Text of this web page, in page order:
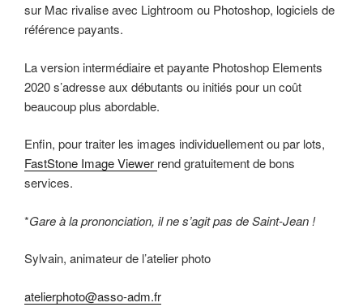
sur Mac rivalise avec Lightroom ou Photoshop, logiciels de
référence payants.
La version intermédiaire et payante Photoshop Elements
2020 s’adresse aux débutants ou initiés pour un coût
beaucoup plus abordable.
Enfin, pour traiter les images individuellement ou par lots,
FastStone Image Viewer rend gratuitement de bons
services.
*Gare à la prononciation, il ne s’agit pas de Saint-Jean !
Sylvain, animateur de l’atelier photo
atelierphoto@asso-adm.fr